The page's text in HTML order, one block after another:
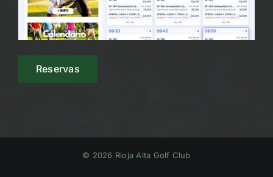
Reservas
© 2026 Rioja Alta Golf Club